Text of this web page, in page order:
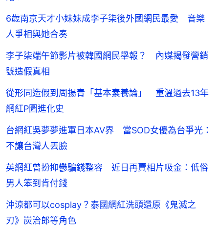
6歲南京天才小妹妹成李子柒後外國網民最愛 音樂
人爭相與她合奏
李子柒端午節影片被韓國網民舉報？ 內媒揭發營銷
號造假真相
從形同造假到周揚青「基本素養論」 重溫過去13年
網紅P圖進化史
台網紅吳夢夢進軍日本AV界 當SOD女優為台爭光：
不讓台灣人丟臉
英網紅曾扮抑鬱騙錢整容 近日再賣相片吸金：低俗
男人笨到肯付錢
沖涼都可以cosplay？泰國網紅洗頭還原《鬼滅之
刃》炭治郎等角色